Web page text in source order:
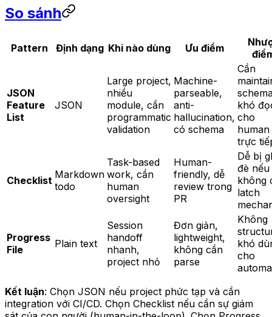
So sánh
Pattern Định dạng Khi nào dùng Ưu điểm
JSON
Feature
List
JSON
Large project,
nhiều
module, cần
programmatic
validation
Machine-
parseable,
anti-
hallucination,
có schema
Cần
khó
cho
human
trực
Checklist Markdown
todo
Task-based
work, cần
human
oversight
Human-
friendly, dễ
review trong
PR
Dễ bị
đè nếu
không
latch
Progress
File
Plain text
Session
handoff
nhanh,
project nhỏ
Đơn giản,
lightweight,
không cần
parse
Không
khó
cho
Kết luận: Chọn JSON nếu project phức tạp và cần
integration với CI/CD. Chọn Checklist nếu cần sự giám